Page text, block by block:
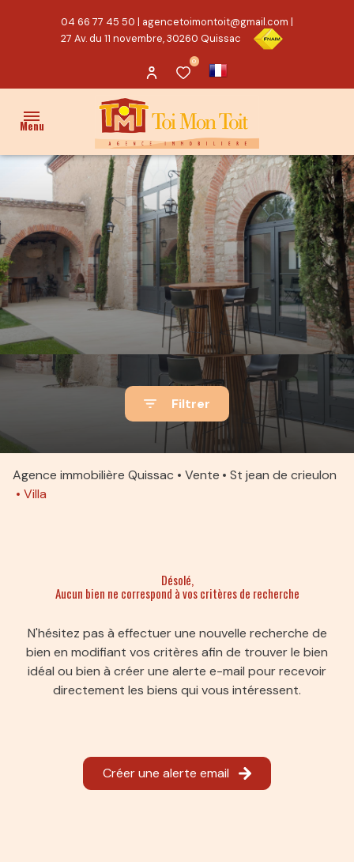
04 66 77 45 50 | agencetoimontoit@gmail.com |
27 Av. du 11 novembre, 30260 Quissac
0
Menu
ACCUEIL
VENTES
PROPRIÉTÉ/CHARME
MAISON
TERRAIN
ACTUALITÉS
E-MAIL
ESTIMATION
Filtrer
Agence immobilière Quissac Vente
St jean de crieulon
Villa
Désolé,
Aucun bien ne correspond à vos critères de recherche
N'hésitez pas à effectuer une nouvelle recherche de
bien en modifiant vos critères afin de trouver le bien
idéal ou bien à créer une alerte e-mail pour recevoir
directement les biens qui vous intéressent.
Créer une alerte email